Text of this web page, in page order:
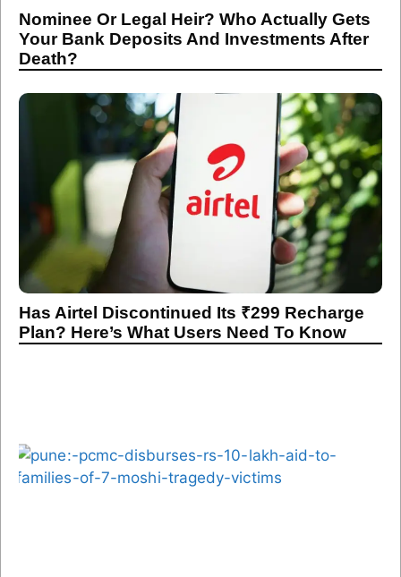
Nominee Or Legal Heir? Who Actually Gets
Your Bank Deposits And Investments After
Death?
Has Airtel Discontinued Its ₹299 Recharge
Plan? Here’s What Users Need To Know